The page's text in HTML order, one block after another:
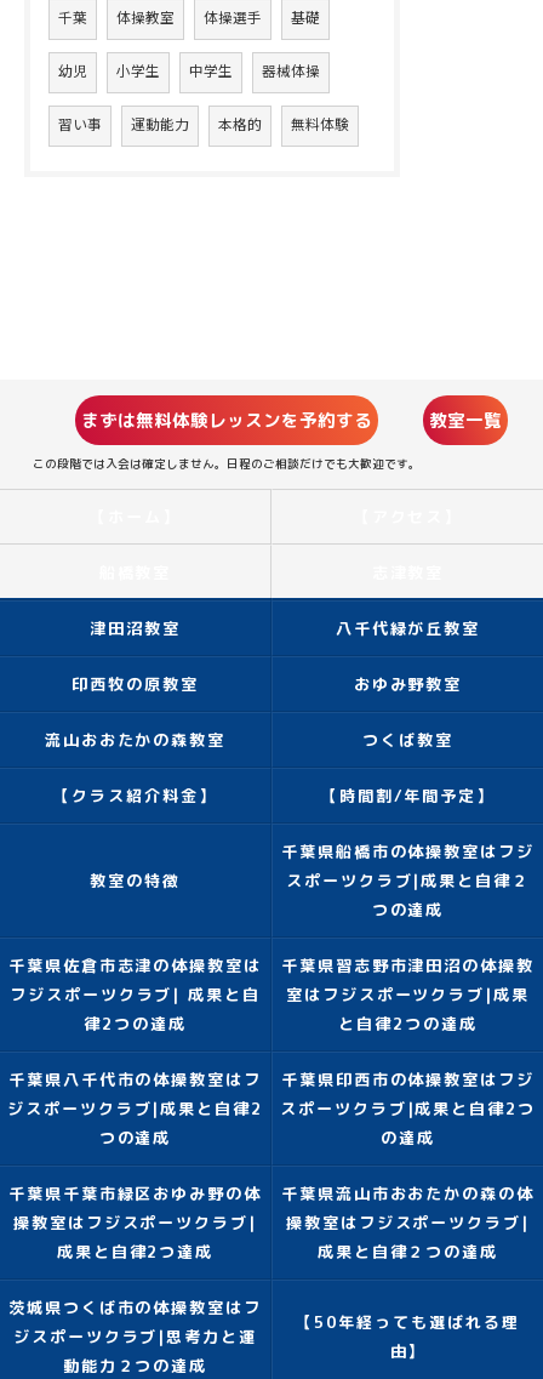
千葉 体操教室 体操選手 基礎
幼児 小学生 中学生 器械体操
習い事 運動能力 本格的 無料体験
まずは無料体験レッスンを予約する
この段階では入会は確定しません。日程のご相談だけでも大歓迎です。
教室一覧
津田沼教室 八千代緑が丘教室
印西牧の原教室 おゆみ野教室
流山おおたかの森教室 つくば教室
【クラス紹介料金】 【時間割/年間予定】
教室の特徴
千葉県船橋市の体操教室はフジ
スポーツクラブ|成果と自律２
つの達成
千葉県佐倉市志津の体操教室は
フジスポーツクラブ| 成果と自
律2つの達成
千葉県習志野市津田沼の体操教
室はフジスポーツクラブ|成果
と自律2つの達成
千葉県八千代市の体操教室はフ
ジスポーツクラブ|成果と自律2
つの達成
千葉県印西市の体操教室はフジ
スポーツクラブ|成果と自律2つ
の達成
千葉県千葉市緑区おゆみ野の体
操教室はフジスポーツクラブ|
成果と自律2つ達成
千葉県流山市おおたかの森の体
操教室はフジスポーツクラブ|
成果と自律２つの達成
茨城県つくば市の体操教室はフ
ジスポーツクラブ|思考力と運
動能力２つの達成
【50年経っても選ばれる理
由】